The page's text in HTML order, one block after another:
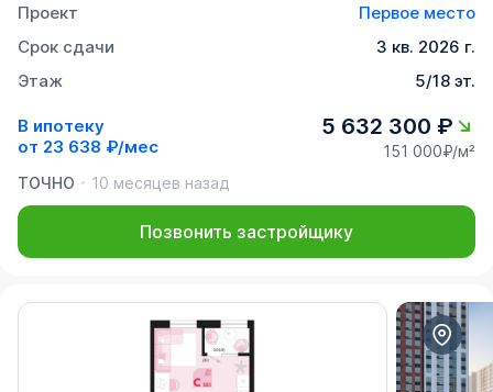
Проект
Первое место
Срок сдачи
3 кв. 2026 г.
Этаж
5/18 эт.
В ипотеку
от 23 638 ₽/мес
5 632 300 ₽
151 000₽/м²
ТОЧНО
10 месяцев назад
Позвонить застройщику